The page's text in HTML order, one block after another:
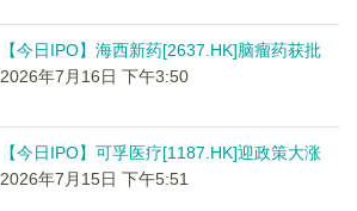
【今日IPO】海西新药[2637.HK]脑瘤药获批
2026年7月16日 下午3:50
【今日IPO】可孚医疗[1187.HK]迎政策大涨
2026年7月15日 下午5:51